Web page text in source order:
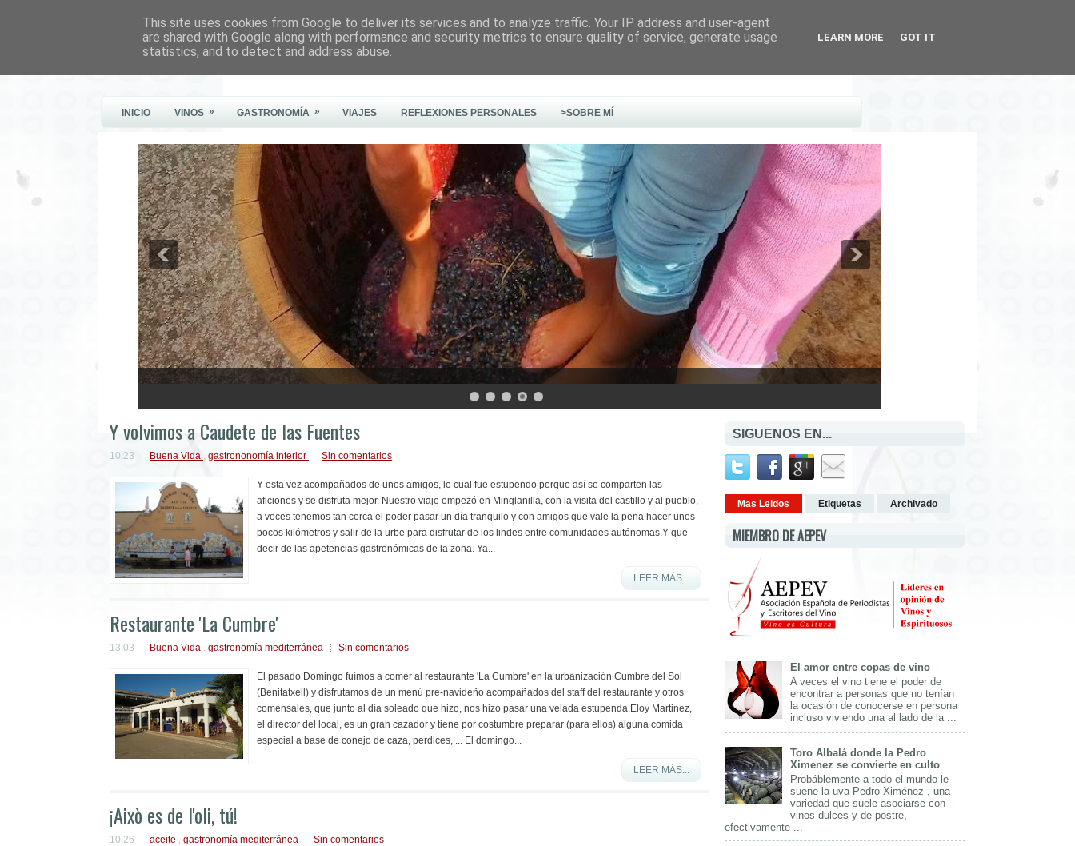
Este Vino Me Gusta
INICIO VINOS » GASTRONOMÍA » VIAJES REFLEXIONES PERSONALES >SOBRE MÍ
Y volvimos a Caudete de las Fuentes
10:23 Buena Vida , gastrononomía interior Sin comentarios
Y esta vez acompañados de unos amigos, lo cual fue estupendo porque así se comparten las
aficiones y se disfruta mejor. Nuestro viaje empezó en Minglanilla, con la visita del castillo y al pueblo,
a veces tenemos tan cerca el poder pasar un día tranquilo y con amigos que vale la pena hacer unos
pocos kilómetros y salir de la urbe para disfrutar de los lindes entre comunidades autónomas.Y que
decir de las apetencias gastronómicas de la zona. Ya...
LEER MÁS...
Restaurante 'La Cumbre'
13:03 Buena Vida , gastronomía mediterránea Sin comentarios
El pasado Domingo fuímos a comer al restaurante 'La Cumbre' en la urbanización Cumbre del Sol
(Benitatxell) y disfrutamos de un menú pre-navideño acompañados del staff del restaurante y otros
comensales, que junto al día soleado que hizo, nos hizo pasar una velada estupenda.Eloy Martinez,
el director del local, es un gran cazador y tiene por costumbre preparar (para ellos) alguna comida
especial a base de conejo de caza, perdices, ... El domingo...
LEER MÁS...
¡Això es de l'oli, tú!
10:26 aceite , gastronomía mediterránea Sin comentarios
SIGUENOS EN...
Mas Leidos Etiquetas Archivado
MIEMBRO DE AEPEV
El amor entre copas de vino
A veces el vino tiene el poder de
encontrar a personas que no tenían
la ocasión de conocerse en persona
incluso viviendo una al lado de la ...
Toro Albalá donde la Pedro
Ximenez se convierte en culto
Probáblemente a todo el mundo le
suene la uva Pedro Ximénez , una
variedad que suele asociarse con
vinos dulces y de postre,
efectivamente ...
This site uses cookies from Google to deliver its services and to analyze traffic. Your IP address and user-agent
are shared with Google along with performance and security metrics to ensure quality of service, generate usage
statistics, and to detect and address abuse.
LEARN MORE GOT IT